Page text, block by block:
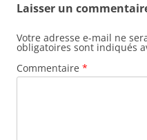
Laisser un
Votre adresse e-mail ne
obligatoires sont indiqués
Commentaire *